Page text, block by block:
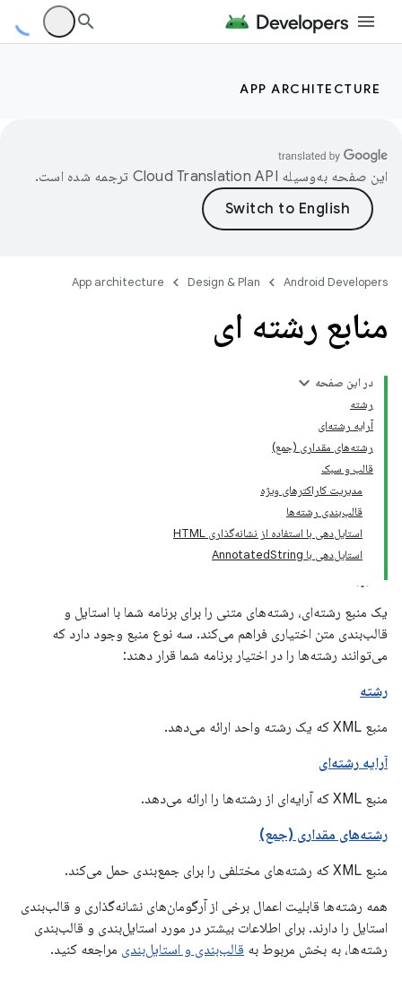
APP ARCHITECTURE
این صفحه به‌وسیله ترجمه شده است.
Android Developers
Design & Plan
App architecture
منابع رشته ای
در این صفحه
رشته
آرایه رشته‌ای
رشته‌های مقداری (جمع)
قالب و سبک
مدیریت کاراکترهای ویژه
قالب‌بندی رشته‌ها
استایل‌دهی با استفاده از نشانه‌گذاری HTML
استایل‌دهی با AnnotatedString
یک منبع رشته‌ای، رشته‌های متنی را برای برنامه شما با استایل و
قالب‌بندی متن اختیاری فراهم می‌کند. سه نوع منبع وجود دارد که
می‌توانند رشته‌ها را در اختیار برنامه شما قرار دهند:
رشته
منبع XML که یک رشته واحد ارائه می‌دهد.
آرایه رشته‌ای
منبع XML که آرایه‌ای از رشته‌ها را ارائه می‌دهد.
رشته‌های مقداری (جمع)
منبع XML که رشته‌های مختلفی را برای جمع‌بندی حمل می‌کند.
همه رشته‌ها قابلیت اعمال برخی از آرگومان‌های نشانه‌گذاری و قالب‌بندی
استایل را دارند. برای اطلاعات بیشتر در مورد استایل‌بندی و قالب‌بندی
رشته‌ها، به بخش مربوط به قالب‌بندی و استایل‌بندی مراجعه کنید.